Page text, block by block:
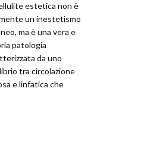
estetica non è
un inestetismo
ma è una vera e
patologia
da uno
tra circolazione
e linfatica che